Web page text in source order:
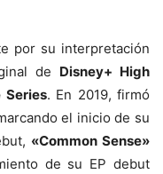
por su interpretación
de Disney+ High
Series. En 2019, firmó
el inicio de su
«Common Sense»
de su EP debut